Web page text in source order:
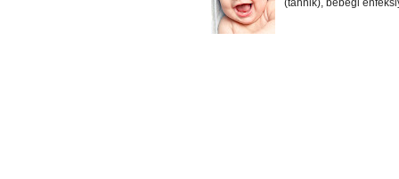
(tahnik), bebeği